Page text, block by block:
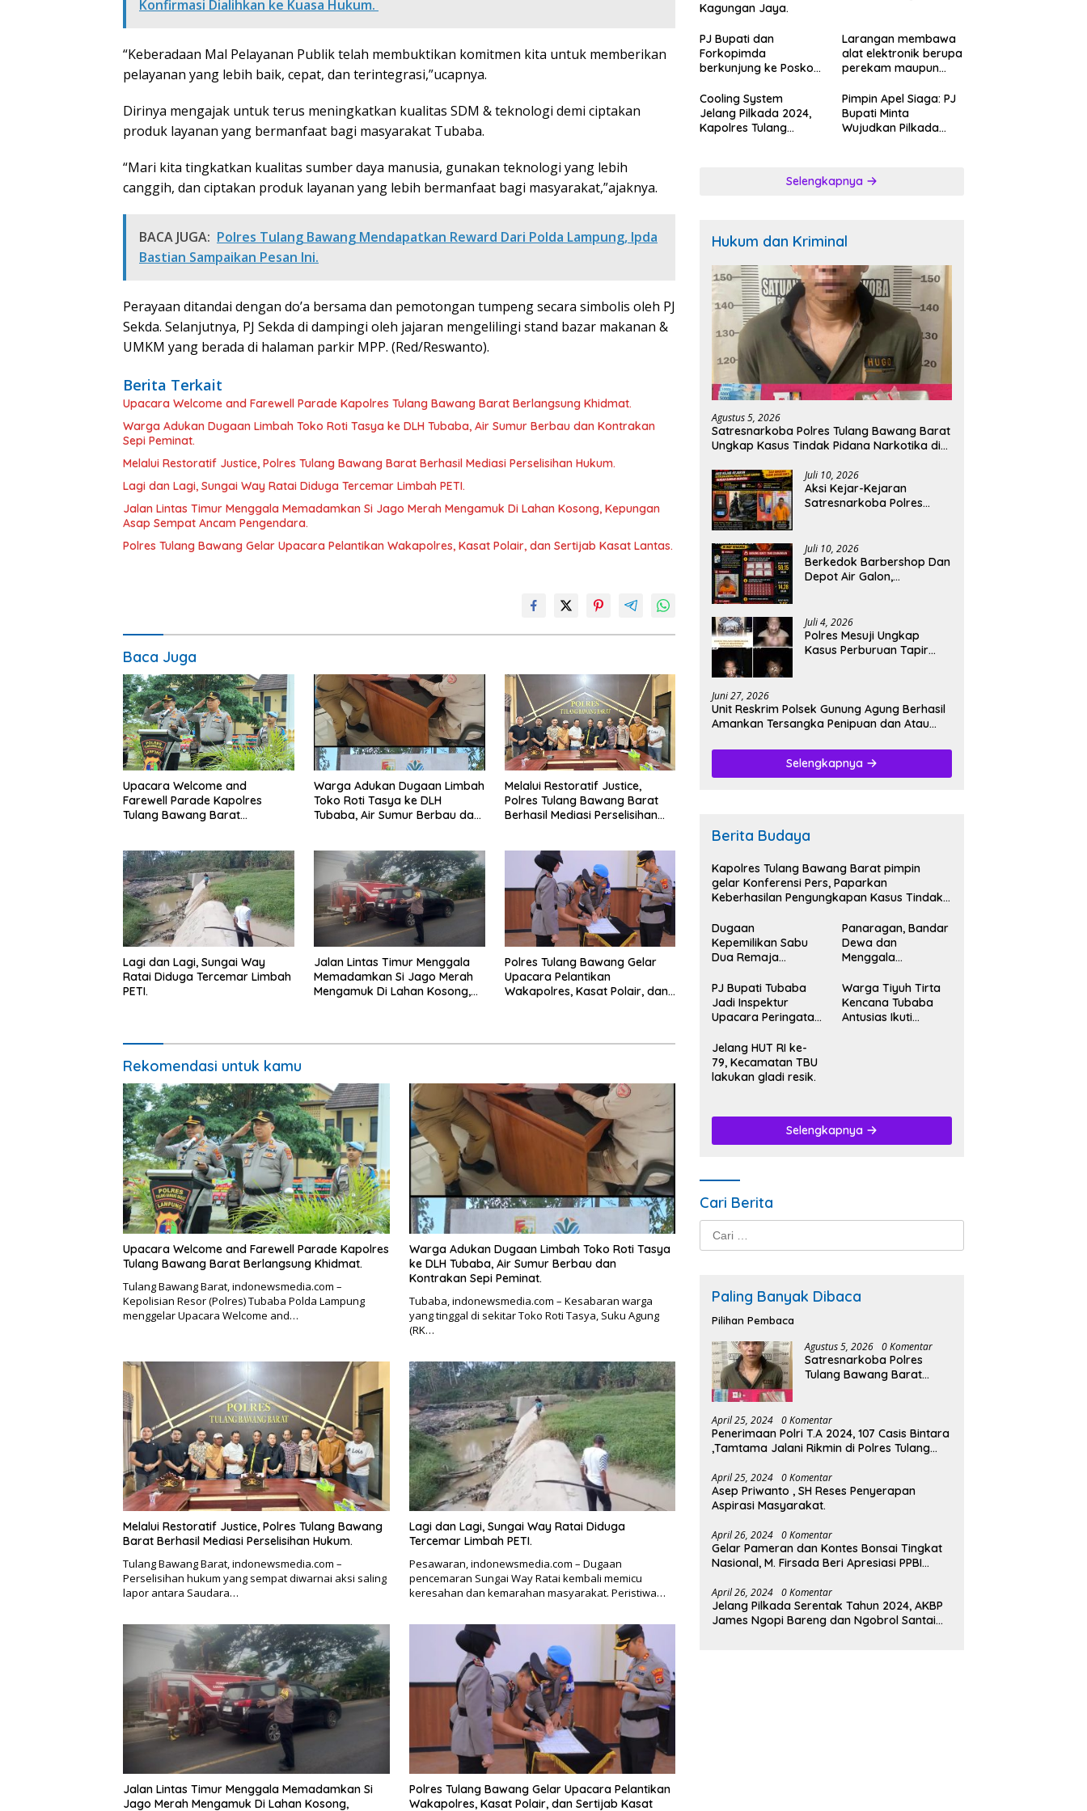
Konfirmasi Dialihkan ke Kuasa Hukum. ‎
“Keberadaan Mal Pelayanan Publik telah membuktikan komitmen kita untuk memberikan
pelayanan yang lebih baik, cepat, dan terintegrasi,”ucapnya.
Dirinya mengajak untuk terus meningkatkan kualitas SDM & teknologi demi ciptakan
produk layanan yang bermanfaat bagi masyarakat Tubaba.
“Mari kita tingkatkan kualitas sumber daya manusia, gunakan teknologi yang lebih
canggih, dan ciptakan produk layanan yang lebih bermanfaat bagi masyarakat,”ajaknya.
BACA JUGA: Polres Tulang Bawang Mendapatkan Reward Dari Polda Lampung, Ipda
Bastian Sampaikan Pesan Ini.
Perayaan ditandai dengan do’a bersama dan pemotongan tumpeng secara simbolis oleh PJ
Sekda. Selanjutnya, PJ Sekda di dampingi oleh jajaran mengelilingi stand bazar makanan &
UMKM yang berada di halaman parkir MPP. (Red/Reswanto).
Berita Terkait
Upacara Welcome and Farewell Parade Kapolres Tulang Bawang Barat Berlangsung Khidmat.
Warga Adukan Dugaan Limbah Toko Roti Tasya ke DLH Tubaba, Air Sumur Berbau dan Kontrakan
Sepi Peminat.
Melalui Restoratif Justice, Polres Tulang Bawang Barat Berhasil Mediasi Perselisihan Hukum.
Lagi dan Lagi, Sungai Way Ratai Diduga Tercemar Limbah PETI.
Jalan Lintas Timur Menggala Memadamkan Si Jago Merah Mengamuk Di Lahan Kosong, Kepungan
Asap Sempat Ancam Pengendara.
Polres Tulang Bawang Gelar Upacara Pelantikan Wakapolres, Kasat Polair, dan Sertijab Kasat Lantas.
Baca Juga
Upacara Welcome and
Farewell Parade Kapolres
Tulang Bawang Barat
Warga Adukan Dugaan Limbah
Toko Roti Tasya ke DLH
Tubaba, Air Sumur Berbau dan
Melalui Restoratif Justice,
Polres Tulang Bawang Barat
Berhasil Mediasi Perselisihan
Lagi dan Lagi, Sungai Way
Ratai Diduga Tercemar Limbah
PETI.
Jalan Lintas Timur Menggala
Memadamkan Si Jago Merah
Mengamuk Di Lahan Kosong,
Polres Tulang Bawang Gelar
Upacara Pelantikan
Wakapolres, Kasat Polair, dan
Rekomendasi untuk kamu
Upacara Welcome and Farewell Parade Kapolres
Tulang Bawang Barat Berlangsung Khidmat.
Tulang Bawang Barat, indonewsmedia.com –
Kepolisian Resor (Polres) Tubaba Polda Lampung
menggelar Upacara Welcome and…
Warga Adukan Dugaan Limbah Toko Roti Tasya
ke DLH Tubaba, Air Sumur Berbau dan
Kontrakan Sepi Peminat.
Tubaba, indonewsmedia.com – Kesabaran warga
yang tinggal di sekitar Toko Roti Tasya, Suku Agung
(RK…
Melalui Restoratif Justice, Polres Tulang Bawang
Barat Berhasil Mediasi Perselisihan Hukum.
Tulang Bawang Barat, indonewsmedia.com –
Perselisihan hukum yang sempat diwarnai aksi saling
lapor antara Saudara…
Lagi dan Lagi, Sungai Way Ratai Diduga
Tercemar Limbah PETI.
Pesawaran, indonewsmedia.com – Dugaan
pencemaran Sungai Way Ratai kembali memicu
keresahan dan kemarahan masyarakat. Peristiwa…
Jalan Lintas Timur Menggala Memadamkan Si
Jago Merah Mengamuk Di Lahan Kosong,
Polres Tulang Bawang Gelar Upacara Pelantikan
Wakapolres, Kasat Polair, dan Sertijab Kasat
Kagungan Jaya.
PJ Bupati dan
Forkopimda
berkunjung ke Posko
Kotak Kosong:ini
tanggapan Jubir
R2TB.
Larangan membawa
alat elektronik berupa
perekam maupun
mencoblos di bilik
suara.
Cooling System
Jelang Pilkada 2024,
Kapolres Tulang
Bupati dan Posko
Pimpin Apel Siaga: PJ
Bupati Minta
Wujudkan Pilkada
Selengkapnya
Hukum dan Kriminal
Agustus 5, 2026
Satresnarkoba Polres Tulang Bawang Barat
Ungkap Kasus Tindak Pidana Narkotika di
Juli 10, 2026
Aksi Kejar-Kejaran
Satresnarkoba Polres
Di bekuk Saat Berusaha
Buang Barang Bukti.
Juli 10, 2026
Berkedok Barbershop Dan
Depot Air Galon,
Dugaan Gudang Sabu di
Way Kenanga.
Juli 4, 2026
‎Polres Mesuji Ungkap
Kasus Perburuan Tapir
Juni 27, 2026
Unit Reskrim Polsek Gunung Agung Berhasil
Amankan Tersangka Penipuan dan Atau
Selengkapnya
Berita Budaya
Kapolres Tulang Bawang Barat pimpin
gelar Konferensi Pers, Paparkan
Keberhasilan Pengungkapan Kasus Tindak
Dugaan
Kepemilikan Sabu
Dua Remaja
Satresnarkoba
Polres Tubaba.
Panaragan, Bandar
Dewa dan
Menggala
Kibarkan Semangat
Kemerdekaan HUT
RI Ke-79.
PJ Bupati Tubaba
Jadi Inspektur
Upacara Peringatan
Warga Tiyuh Tirta
Kencana Tubaba
Antusias Ikuti
Jelang HUT RI ke-
79, Kecamatan TBU
lakukan gladi resik.
Selengkapnya
Cari Berita
Cari
untuk:
Paling Banyak Dibaca
Pilihan Pembaca
Agustus 5, 2026 0 Komentar
Satresnarkoba Polres
Tulang Bawang Barat
Kecamatan Lambu Kibang.
April 25, 2024 0 Komentar
Penerimaan Polri T.A 2024, 107 Casis Bintara
,Tamtama Jalani Rikmin di Polres Tulang
April 25, 2024 0 Komentar
Asep Priwanto , SH Reses Penyerapan
Aspirasi Masyarakat.
April 26, 2024 0 Komentar
Gelar Pameran dan Kontes Bonsai Tingkat
Nasional, M. Firsada Beri Apresiasi PPBI
April 26, 2024 0 Komentar
Jelang Pilkada Serentak Tahun 2024, AKBP
James Ngopi Bareng dan Ngobrol Santai